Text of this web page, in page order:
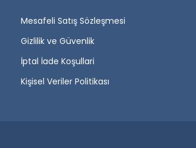
Mesafeli Satış Sözleşmesi
Gizlilik ve Güvenlik
İptal İade Koşullari
Kişisel Veriler Politikası